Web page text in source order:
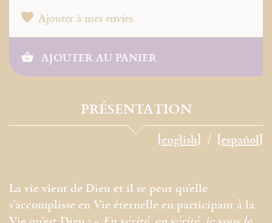
Ajouter à mes envies
AJOUTER AU PANIER
PRÉSENTATION
[english] [español]
La vie vient de Dieu et il se peut qu’elle
s’accomplisse en Vie éternelle en participant à la